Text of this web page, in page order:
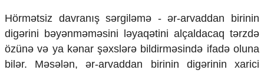
Əlaqə
Missiyamız
Hörmətsiz davranış sərgiləmə - ər-arvaddan birinin
digərini bəyənməməsini ləyaqətini alçaldacaq tərzdə
özünə və ya kənar şəxslərə bildirməsində ifadə oluna
bilər. Məsələn, ər-arvaddan birinin digərinin xarici